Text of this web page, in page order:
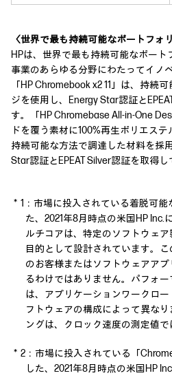
〈世界で最も持続可能なポートフォ
HPは、世界で最も持続可能なポート
事業のあらゆる分野にわたってイノ
「HP Chromebook x2 11」は、持続
ジを使用し、Energy Star認証と
す。「HP Chromebase All-in-One
ドを覆う素材に100%再生ポリエス
持続可能な方法で調達した材料を採
Star認証とEPEAT Silver認証を取得し
＊1：市場に投入されている着脱可
た、2021年8月時点の米国HP Inc.
ルチコアは、特定のソフトウェ
目的として設計されています。
のお客様またはソフトウェアア
るわけではありません。パフォ
は、アプリケーションワークロ
フトウェアの構成によって異な
ングは、クロック速度の測定値で
＊2：市場に投入されている「
した、2021年8月時点の米国HP